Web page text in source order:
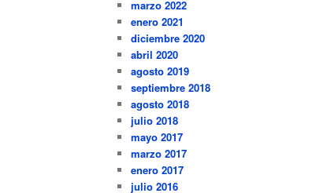
marzo 2022
enero 2021
diciembre 2020
abril 2020
agosto 2019
septiembre 2018
agosto 2018
julio 2018
mayo 2017
marzo 2017
enero 2017
julio 2016